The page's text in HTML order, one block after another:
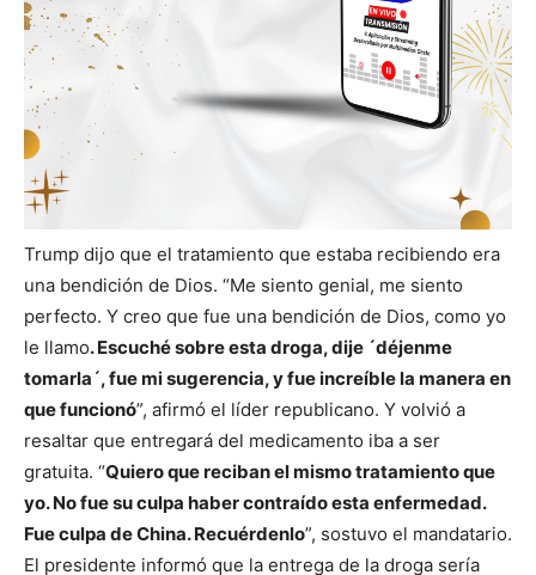
Trump dijo que el tratamiento que estaba recibiendo era
una bendición de Dios. “Me siento genial, me siento
perfecto. Y creo que fue una bendición de Dios, como yo
le llamo. Escuché sobre esta droga, dije ´déjenme
tomarla´, fue mi sugerencia, y fue increíble la manera en
que funcionó”, afirmó el líder republicano. Y volvió a
resaltar que entregará del medicamento iba a ser
gratuita. “Quiero que reciban el mismo tratamiento que
yo. No fue su culpa haber contraído esta enfermedad.
Fue culpa de China. Recuérdenlo”, sostuvo el mandatario.
El presidente informó que la entrega de la droga sería